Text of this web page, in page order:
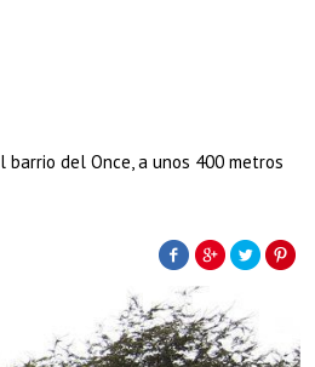
del Once, a unos 400 metros